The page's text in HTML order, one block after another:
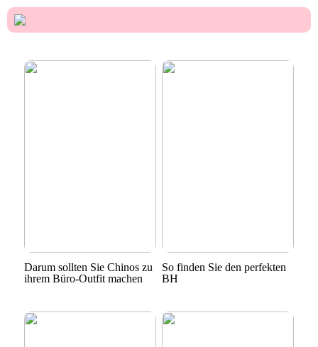
Darum sollten Sie Chinos zu
ihrem Büro-Outfit machen
So finden Sie den perfekten
BH